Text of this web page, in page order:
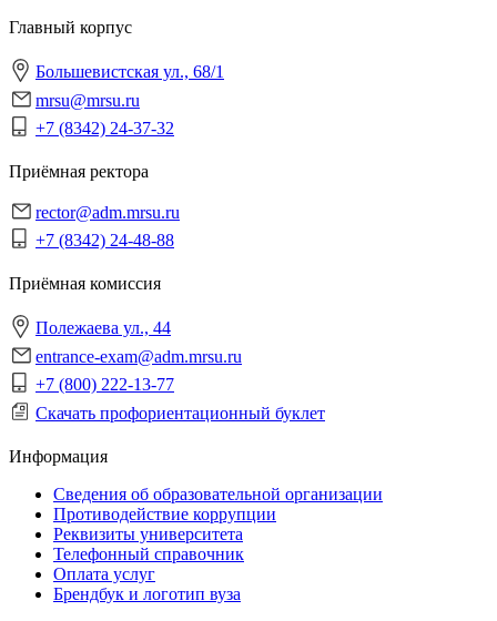
Главный корпус
Большевистская ул., 68/1
mrsu@mrsu.ru
+7 (8342) 24-37-32
Приёмная ректора
rector@adm.mrsu.ru
+7 (8342) 24-48-88
Приёмная комиссия
Полежаева ул., 44
entrance-exam@adm.mrsu.ru
+7 (800) 222-13-77
Скачать профориентационный буклет
Информация
Сведения об образовательной организации
Противодействие коррупции
Реквизиты университета
Телефонный справочник
Оплата услуг
Брендбук и логотип вуза